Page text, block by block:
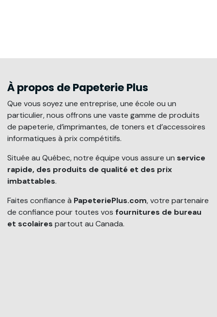
À propos de Papeterie Plus
Que vous soyez une entreprise, une école ou un
particulier, nous offrons une vaste gamme de produits
de papeterie, d’imprimantes, de toners et d’accessoires
informatiques à prix compétitifs.
Située au Québec, notre équipe vous assure un service
rapide, des produits de qualité et des prix
imbattables.
Faites confiance à PapeteriePlus.com, votre partenaire
de confiance pour toutes vos fournitures de bureau
et scolaires partout au Canada.